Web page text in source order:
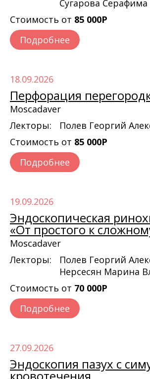
Сугарова
Стоимость от 85 000Р
Подробнее
18.09.2026
Перфорация
Moscadaver
Лекторы:
Полев Георгий
Стоимость от 85 000Р
Подробнее
19.09.2026
Эндоскопическая
«От простого к
Moscadaver
Лекторы:
Полев Георгий
Нерсесян Марина
Стоимость от 70 000Р
Подробнее
27.09.2026
Эндоскопия пазух с